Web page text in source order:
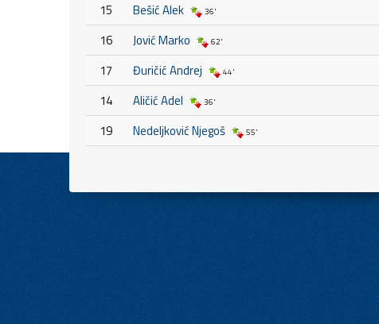
15 Bešić Alek 36'
16 Jović Marko 62'
17 Đuričić Andrej 44'
14 Aličić Adel 36'
19 Nedeljković Njegoš 55'